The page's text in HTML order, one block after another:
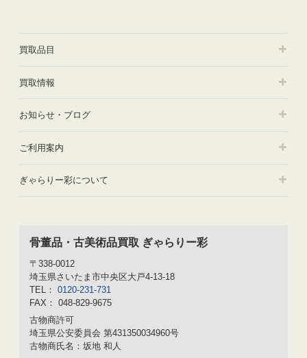
買取品目
買取情報
お知らせ・ブログ
ご利用案内
ぎゃらりー彩について
骨董品・古美術品買取 ぎゃらりー彩
〒338-0012
埼玉県さいたま市中央区大戸4-13-18
TEL： 0120-231-731
FAX： 048-829-9675
古物商許可
埼玉県公安委員会 第431350034960号
古物商氏名：坂地 和人